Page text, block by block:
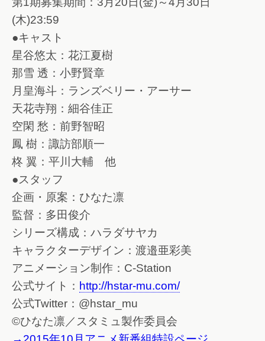
(木)23:59
●キャスト
星谷悠太：花江夏樹
那雪 透：小野賢章
月皇海斗：ランズベリー・アーサー
天花寺翔：細谷佳正
空閑 愁：前野智昭
鳳 樹：諏訪部順一
柊 翼：平川大輔 他
●スタッフ
企画・原案：ひなた凛
監督：多田俊介
シリーズ構成：ハラダサヤカ
キャラクターデザイン：渡邉亜彩美
アニメーション制作：C-Station
公式サイト： http://hstar-mu.com/
公式Twitter：@hstar_mu
©ひなた凛／スタミュ製作委員会